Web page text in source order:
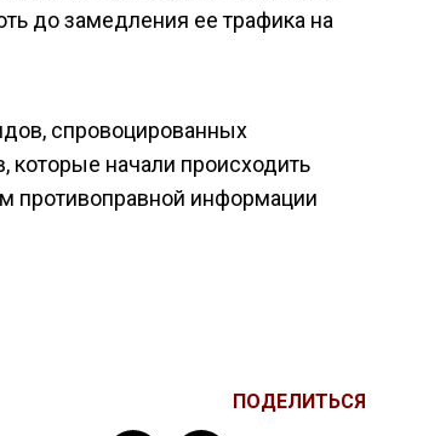
до замедления ее трафика на
спровоцированных
которые начали происходить
противоправной информации
ПОДЕЛИТЬСЯ